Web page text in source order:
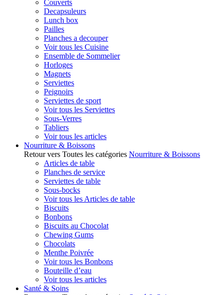
Couverts
Decapsuleurs
Lunch box
Pailles
Planches a decouper
Voir tous les Cuisine
Ensemble de Sommelier
Horloges
Magnets
Serviettes
Peignoirs
Serviettes de sport
Voir tous les Serviettes
Sous-Verres
Tabliers
Voir tous les articles
Nourriture & Boissons
Retour vers Toutes les catégories Nourriture & Boissons
Articles de table
Planches de service
Serviettes de table
Sous-bocks
Voir tous les Articles de table
Biscuits
Bonbons
Biscuits au Chocolat
Chewing Gums
Chocolats
Menthe Poivrée
Voir tous les Bonbons
Bouteille d’eau
Voir tous les articles
Santé & Soins